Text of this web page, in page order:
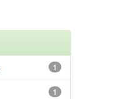
1
1